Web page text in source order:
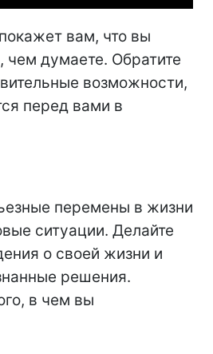
вам, что вы
чем думаете. Обратите
возможности,
перед вами в
перемены в жизни
ситуации. Делайте
о своей жизни и
решения.
в чем вы